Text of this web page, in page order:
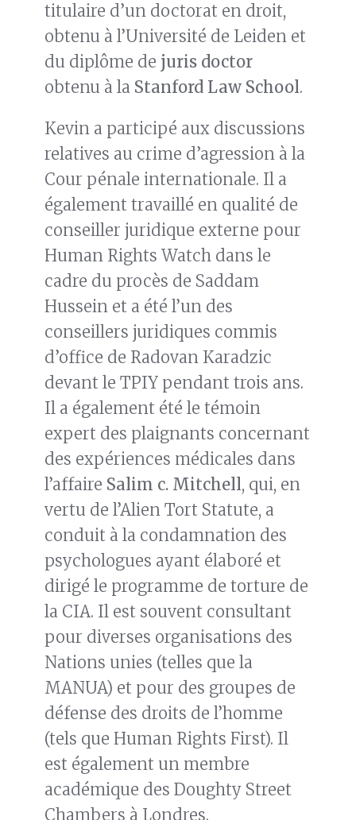
titulaire d’un doctorat en droit,
obtenu à l’Université de Leiden et
du diplôme de juris doctor
obtenu à la Stanford Law School.
Kevin a participé aux discussions
relatives au crime d’agression à la
Cour pénale internationale. Il a
également travaillé en qualité de
conseiller juridique externe pour
Human Rights Watch dans le
cadre du procès de Saddam
Hussein et a été l’un des
conseillers juridiques commis
d’office de Radovan Karadzic
devant le TPIY pendant trois ans.
Il a également été le témoin
expert des plaignants concernant
des expériences médicales dans
l’affaire Salim c. Mitchell, qui, en
vertu de l’Alien Tort Statute, a
conduit à la condamnation des
psychologues ayant élaboré et
dirigé le programme de torture de
la CIA. Il est souvent consultant
pour diverses organisations des
Nations unies (telles que la
MANUA) et pour des groupes de
défense des droits de l’homme
(tels que Human Rights First). Il
est également un membre
académique des Doughty Street
Chambers à Londres.